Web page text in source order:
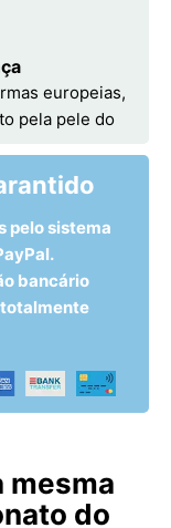
europeias,
pela pele do
pelo sistema
bancário
mesma
do